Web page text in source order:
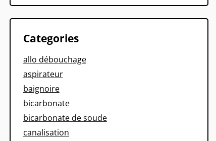
Categories
allo débouchage
aspirateur
baignoire
bicarbonate
bicarbonate de soude
canalisation